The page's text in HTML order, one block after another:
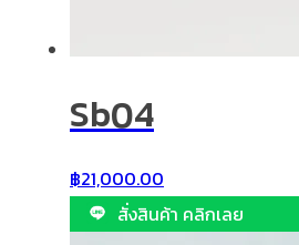
Sb04
฿21,000.00
สั่งสินค้า คลิกเลย